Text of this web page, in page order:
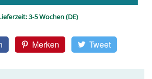
3-5 Wochen (DE)
Merken Tweet